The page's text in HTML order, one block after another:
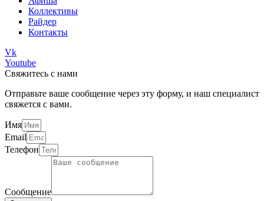
Коллективы
Райдер
Контакты
Vk
Youtube
Свяжитесь с нами
Отправьте ваше сообщение через эту форму, и наш специалист
свяжется с вами.
Имя
Email
Телефон
Сообщение